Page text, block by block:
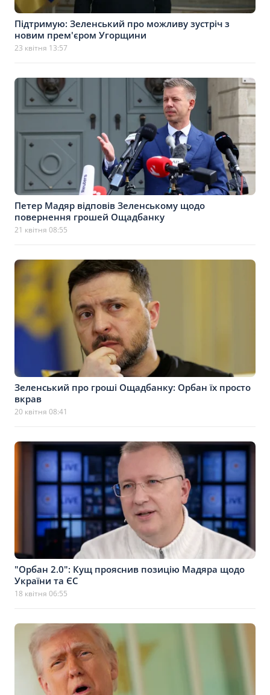
Підтримую: Зеленський про можливу зустріч з
новим прем'єром Угорщини
23 квітня 13:57
Петер Мадяр відповів Зеленському щодо
повернення грошей Ощадбанку
21 квітня 08:55
Зеленський про гроші Ощадбанку: Орбан їх просто
вкрав
20 квітня 08:41
"Орбан 2.0": Кущ прояснив позицію Мадяра щодо
України та ЄС
18 квітня 06:55